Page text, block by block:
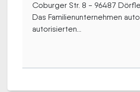
Coburger Str. 8 - 96487
Das Familienunternehmen
autorisierten...